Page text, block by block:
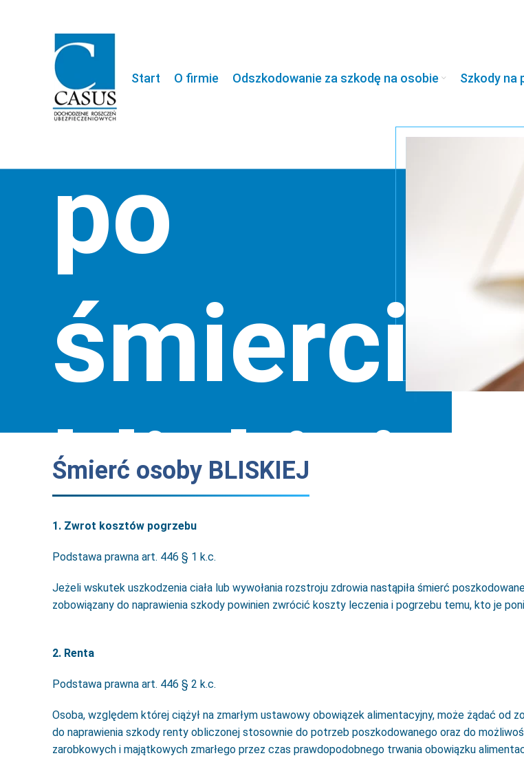
Start O firmie Odszkodowanie za szkodę na osobie Szkody na
po
śmierci
bliskiej
osoby
Śmierć osoby BLISKIEJ
1. Zwrot kosztów pogrzebu
Podstawa prawna art. 446 § 1 k.c.
Jeżeli wskutek uszkodzenia ciała lub wywołania rozstroju zdrowia nastąpiła śmierć
zobowiązany do naprawienia szkody powinien zwrócić koszty leczenia i pogrzebu temu, kto je
2. Renta
Podstawa prawna art. 446 § 2 k.c.
Osoba, względem której ciążył na zmarłym ustawowy obowiązek alimentacyjny, może żądać od
do naprawienia szkody renty obliczonej stosownie do potrzeb poszkodowanego oraz do
zarobkowych i majątkowych zmarłego przez czas prawdopodobnego trwania obowiązku